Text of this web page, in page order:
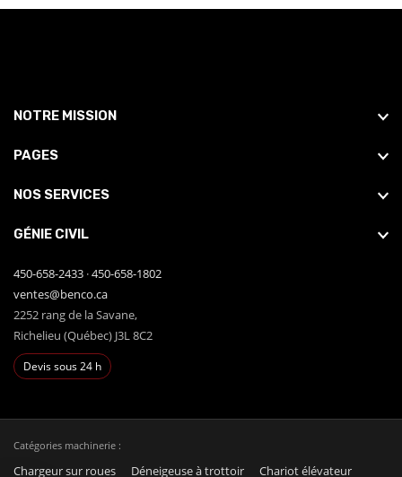
NOTRE MISSION
PAGES
NOS SERVICES
GÉNIE CIVIL
450-658-2433 ·450-658-1802
ventes@benco.ca
2252 rang de la Savane,
Richelieu (Québec) J3L 8C2
Devis sous 24 h
Catégories machinerie :
Chargeur sur roues Déneigeuse à trottoir
Chariot élévateur